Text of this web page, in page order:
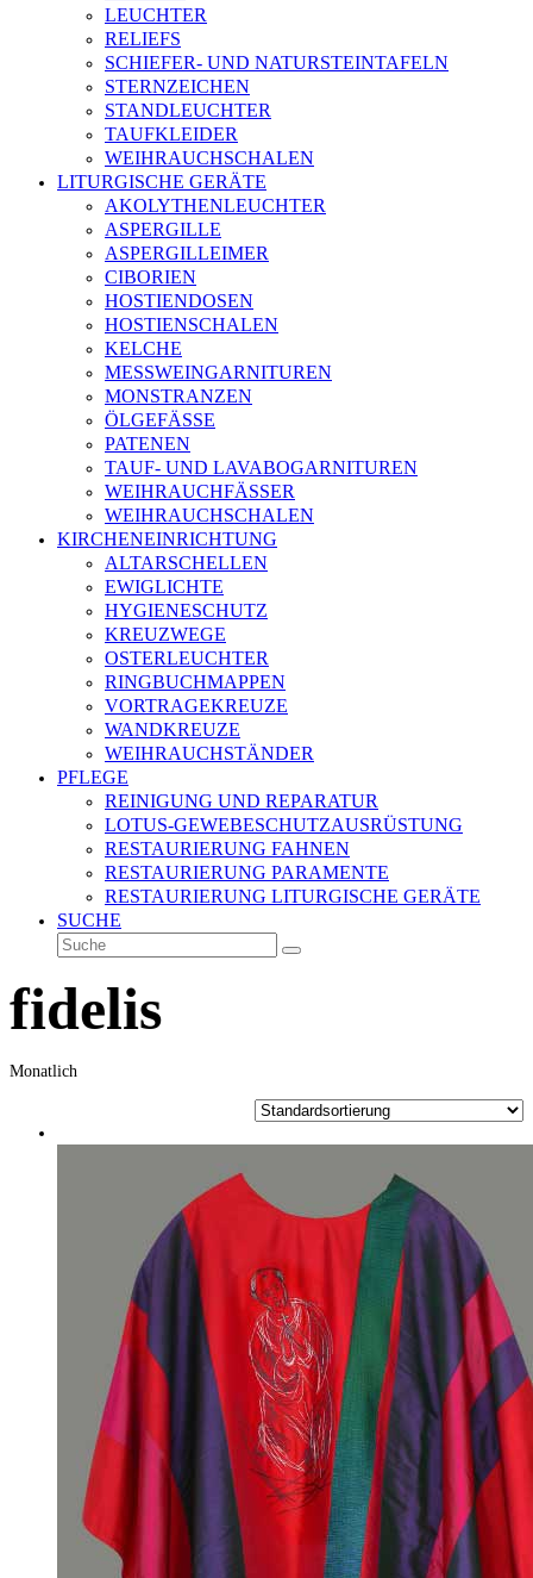
LEUCHTER
RELIEFS
SCHIEFER- UND NATURSTEINTAFELN
STERNZEICHEN
STANDLEUCHTER
TAUFKLEIDER
WEIHRAUCHSCHALEN
LITURGISCHE GERÄTE
AKOLYTHENLEUCHTER
ASPERGILLE
ASPERGILLEIMER
CIBORIEN
HOSTIENDOSEN
HOSTIENSCHALEN
KELCHE
MESSWEINGARNITUREN
MONSTRANZEN
ÖLGEFÄSSE
PATENEN
TAUF- UND LAVABOGARNITUREN
WEIHRAUCHFÄSSER
WEIHRAUCHSCHALEN
KIRCHENEINRICHTUNG
ALTARSCHELLEN
EWIGLICHTE
HYGIENESCHUTZ
KREUZWEGE
OSTERLEUCHTER
RINGBUCHMAPPEN
VORTRAGEKREUZE
WANDKREUZE
WEIHRAUCHSTÄNDER
PFLEGE
REINIGUNG UND REPARATUR
LOTUS-GEWEBESCHUTZAUSRÜSTUNG
RESTAURIERUNG FAHNEN
RESTAURIERUNG PARAMENTE
RESTAURIERUNG LITURGISCHE GERÄTE
SUCHE
Suche
Senden
fidelis
Monatlich